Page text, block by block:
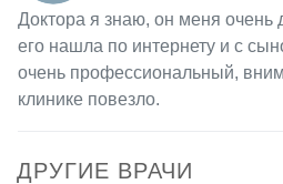
Доктора я знаю, он меня очень
его нашла по интернету и с
очень профессиональный,
клинике повезло.
ДРУГИЕ ВРАЧИ